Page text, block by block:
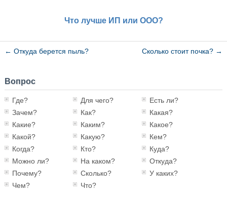
Что лучше ИП или ООО?
← Откуда берется пыль? Сколько стоит почка? →
Вопрос
Где? Для чего?
Есть ли?
Зачем?
Как?
Какая?
Какие?
Каким?
Какое?
Какой?
Какую?
Кем?
Когда?
Кто?
Куда?
Можно ли?
На каком?
Откуда?
Почему?
Сколько?
У каких?
Чем?
Что?